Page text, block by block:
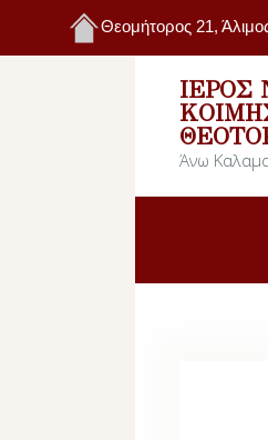
Θεομήτορος 21,
ΙΕΡΌΣ
Άνω